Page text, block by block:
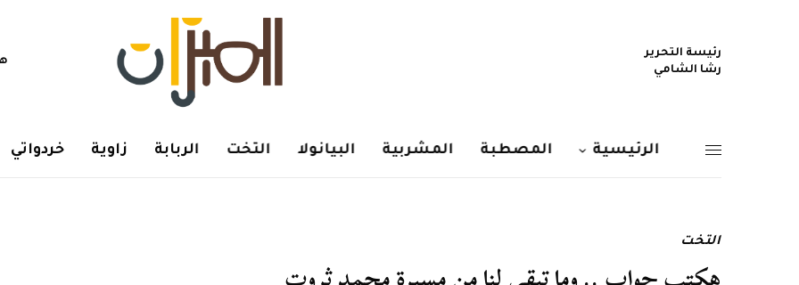
رئيسة التحرير
رشا الشامي
الرئيسية المصطبة المشربية البيانولا التخت الربابة زاوية خردواتي
التخت